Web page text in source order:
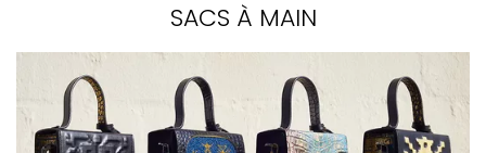
SACS À MAIN